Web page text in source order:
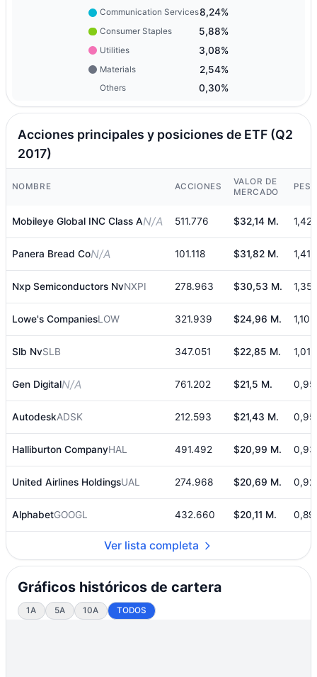
Communication Services8,24%
Consumer Staples 5,88%
Utilities 3,08%
Materials 2,54%
Others 0,30%
Acciones principales y posiciones de ETF (Q2
2017)
NOMBRE ACCIONES
VALOR DE
MERCADO
Mobileye Global INC Class AN/A 511.776 $32,14 M.
Panera Bread CoN/A 101.118 $31,82 M.
Nxp Semiconductors NvNXPI 278.963 $30,53 M.
Lowe's CompaniesLOW 321.939 $24,96 M. 1,10%
Slb NvSLB 347.051 $22,85 M.
Gen DigitalN/A 761.202 $21,5 M.
AutodeskADSK 212.593 $21,43 M.
Halliburton CompanyHAL 491.492 $20,99 M.
United Airlines HoldingsUAL 274.968 $20,69 M.
AlphabetGOOGL 432.660 $20,11 M.
Ver lista completa
Gráficos históricos de cartera
1A 5A 10A TODOS